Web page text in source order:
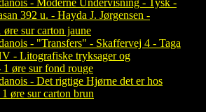
- Moderne Undervisning - Tysk -
392 u. - Hayda J. Jørgensen -
øre sur carton jaune
- "Transfers" - Skaffervej 4 - Taga
- Litografiske tryksager og
øre sur fond rouge
- Det rigtige Hjørne det er hos
øre sur carton brun